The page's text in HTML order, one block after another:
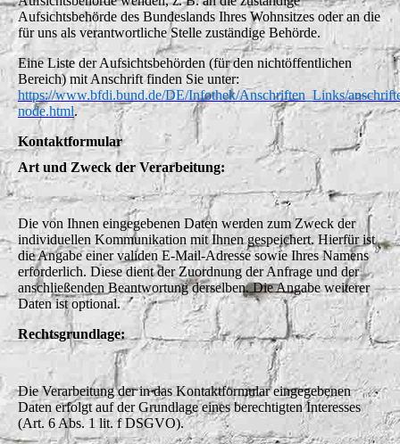
Aufsichtsbehörde des Bundeslands Ihres Wohnsitzes oder an die
für uns als verantwortliche Stelle zuständige Behörde.
Eine Liste der Aufsichtsbehörden (für den nichtöffentlichen
Bereich) mit Anschrift finden Sie unter:
https://www.bfdi.bund.de/DE/Infothek/Anschriften_Links/
node.html.
Kontaktformular
Art und Zweck der Verarbeitung:
Die von Ihnen eingegebenen Daten werden zum Zweck der
individuellen Kommunikation mit Ihnen gespeichert. Hierfür ist
die Angabe einer validen E-Mail-Adresse sowie Ihres Namens
erforderlich. Diese dient der Zuordnung der Anfrage und der
anschließenden Beantwortung derselben. Die Angabe weiterer
Daten ist optional.
Rechtsgrundlage:
Die Verarbeitung der in das Kontaktformular eingegebenen
Daten erfolgt auf der Grundlage eines berechtigten Interesses
(Art. 6 Abs. 1 lit. f DSGVO).